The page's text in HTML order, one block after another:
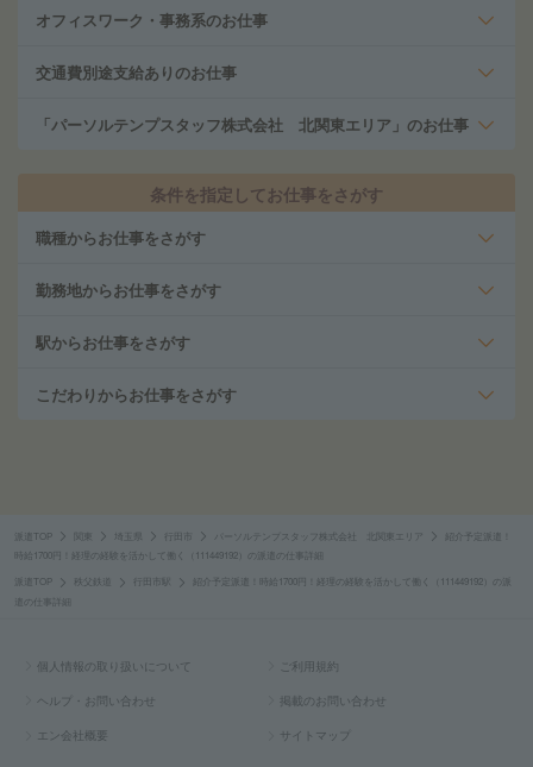
オフィスワーク・事務系のお仕事
交通費別途支給ありのお仕事
「パーソルテンプスタッフ株式会社 北関東エリア」のお仕事
条件を指定してお仕事をさがす
職種からお仕事をさがす
勤務地からお仕事をさがす
駅からお仕事をさがす
こだわりからお仕事をさがす
派遣TOP 関東 埼玉県 行田市 パーソルテンプスタッフ株式会社 北関東エリア
紹介予定派遣！
時給1700円！経理の経験を活かして働く（111449192）の派遣の仕事詳細
派遣TOP 秩父鉄道 行田市駅
紹介予定派遣！時給1700円！経理の経験を活かして働く（111449192）の派
遣の仕事詳細
個人情報の取り扱いについて ご利用規約
ヘルプ・お問い合わせ 掲載のお問い合わせ
エン会社概要 サイトマップ